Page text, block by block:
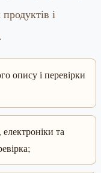
і
опису і перевірки
та